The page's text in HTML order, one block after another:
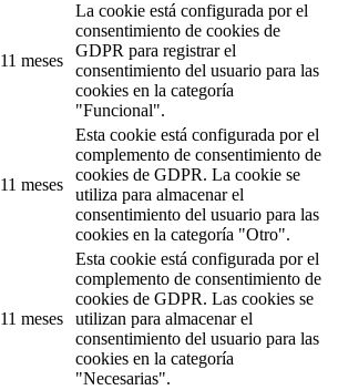
11 meses
La cookie está configurada por el
consentimiento de cookies de
GDPR para registrar el
consentimiento del usuario para las
cookies en la categoría
"Funcional".
11 meses
Esta cookie está configurada por el
complemento de consentimiento de
cookies de GDPR. La cookie se
utiliza para almacenar el
consentimiento del usuario para las
cookies en la categoría "Otro".
11 meses
Esta cookie está configurada por el
complemento de consentimiento de
cookies de GDPR. Las cookies se
utilizan para almacenar el
consentimiento del usuario para las
cookies en la categoría
"Necesarias".